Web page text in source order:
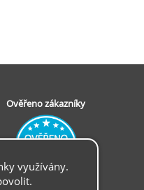
Ověřeno zákazníky
využívány.